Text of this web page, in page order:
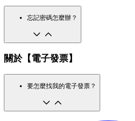
忘記密碼怎麼辦？
關於【電子發票】
要怎麼找我的電子發票？